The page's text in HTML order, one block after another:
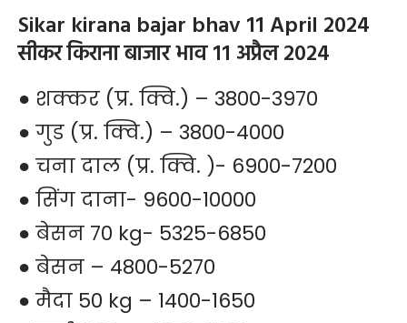
Sikar kirana bajar bhav 11 April 2024
सीकर किराना बाजार भाव 11 अप्रैल 2024
● शक्कर (प्र. क्वि.) – 3800-3970
● गुड (प्र. क्वि.) – 3800-4000
● चना दाल (प्र. क्वि. )- 6900-7200
● सिंग दाना- 9600-10000
● बेसन 70 kg- 5325-6850
● बेसन – 4800-5270
● मैदा 50 kg – 1400-1650